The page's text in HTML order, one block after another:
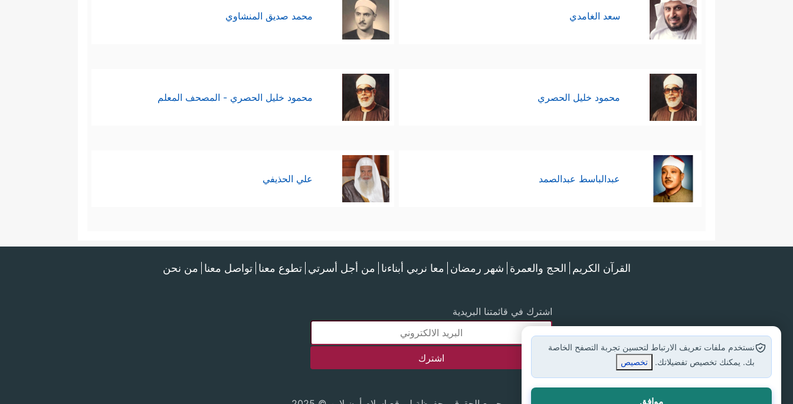
سعد الغامدي محمد صديق المنشاوي
محمود خليل الحصري محمود خليل الحصري - المصحف المعلم
عبدالباسط عبدالصمد علي الحذيفي
القرآن الكريم الحج والعمرة شهر رمضان معا نربي أبناءنا من أجل أسرتي تطوع معنا تواصل معنا من نحن
اشترك في قائمتنا البريدية
نستخدم ملفات تعريف الارتباط لتحسين تجربة التصفح الخاصة
بك. يمكنك تخصيص تفضيلاتك.
تخصيص
موافق